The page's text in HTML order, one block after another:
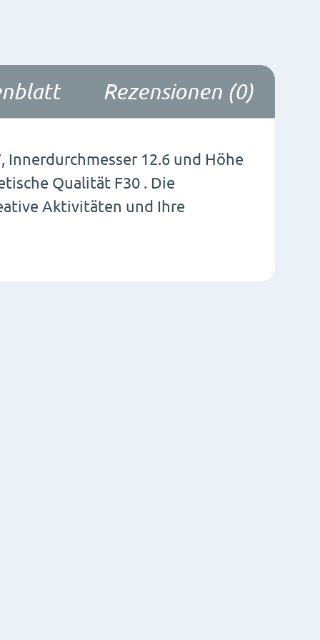
Rezensionen (0)
12.6 und Höhe
Qualität F30 . Die
Aktivitäten und Ihre